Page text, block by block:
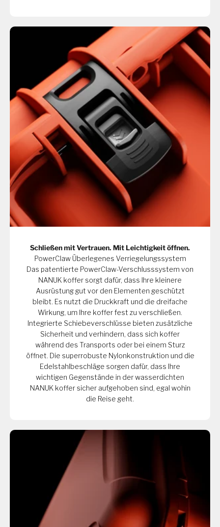
Schließen mit Vertrauen. Mit Leichtigkeit öffnen.
PowerClaw Überlegenes Verriegelungssystem
Das patentierte PowerClaw-Verschlusssystem von
NANUK koffer sorgt dafür, dass Ihre kleinere
Ausrüstung gut vor den Elementen geschützt
bleibt. Es nutzt die Druckkraft und die dreifache
Wirkung, um Ihre koffer fest zu verschließen.
Integrierte Schiebeverschlüsse bieten zusätzliche
Sicherheit und verhindern, dass sich koffer
während des Transports oder bei einem Sturz
öffnet. Die superrobuste Nylonkonstruktion und die
Edelstahlbeschläge sorgen dafür, dass Ihre
wichtigen Gegenstände in der wasserdichten
NANUK koffer sicher aufgehoben sind, egal wohin
die Reise geht.